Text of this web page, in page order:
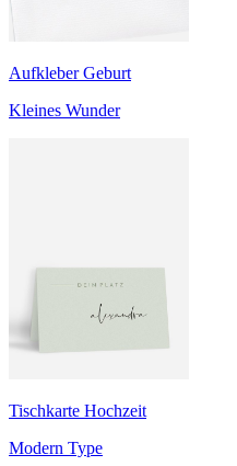
Aufkleber Geburt
Kleines Wunder
Tischkarte Hochzeit
Modern Type